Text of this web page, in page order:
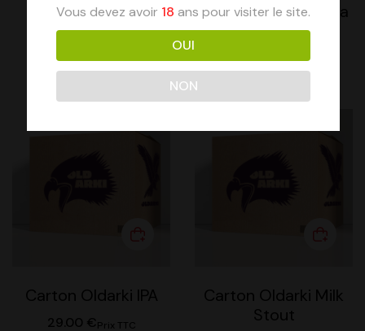
Carton Oldarki
Blanche
25.00€Prix TTC
Carton Oldarki Extra
Pale
21.00€Prix TTC
Carton Oldarki IPA
29.00 €Prix TTC
Carton Oldarki Milk
Stout
Vous devez avoir 18 ans pour visiter le site.
OUI
NON